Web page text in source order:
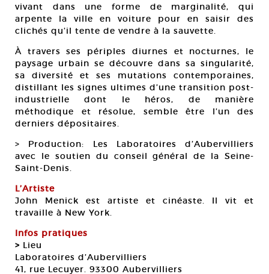
vivant dans une forme de marginalité, qui
arpente la ville en voiture pour en saisir des
clichés qu’il tente de vendre à la sauvette.
À travers ses périples diurnes et nocturnes, le
paysage urbain se découvre dans sa singularité,
sa diversité et ses mutations contemporaines,
distillant les signes ultimes d’une transition post-
industrielle dont le héros, de manière
méthodique et résolue, semble être l’un des
derniers dépositaires.
> Production: Les Laboratoires d’Aubervilliers
avec le soutien du conseil général de la Seine-
Saint-Denis.
L’Artiste
John Menick est artiste et cinéaste. Il vit et
travaille à New York.
Infos pratiques
> Lieu
Laboratoires d’Aubervilliers
41, rue Lecuyer. 93300 Aubervilliers